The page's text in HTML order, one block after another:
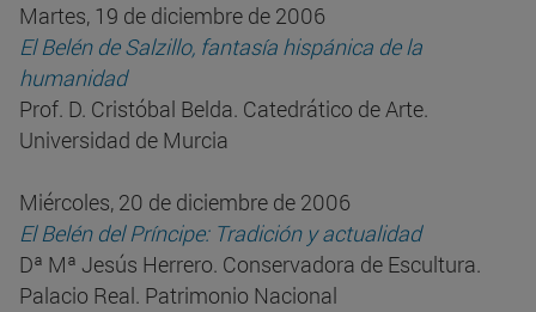
Martes, 19 de diciembre de 2006
El Belén de Salzillo, fantasía hispánica de la
humanidad
Prof. D. Cristóbal Belda. Catedrático de Arte.
Universidad de Murcia
Miércoles, 20 de diciembre de 2006
El Belén del Príncipe: Tradición y actualidad
Dª Mª Jesús Herrero. Conservadora de Escultura.
Palacio Real. Patrimonio Nacional